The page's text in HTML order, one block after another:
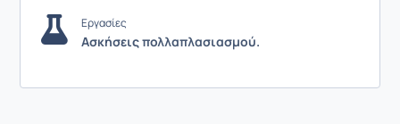
Εργασίες
Ασκήσεις πολλαπλασιασμού.